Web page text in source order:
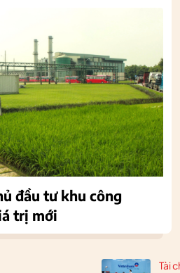
Tài
đầu tư khu công
trị mới